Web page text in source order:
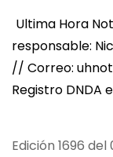
Ultima Hora
responsable:
// Correo:
Registro DNDA
Edición 1696